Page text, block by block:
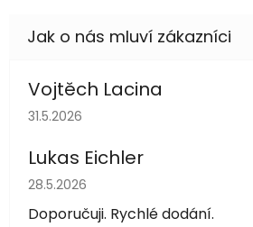
Vojtěch Lacina
Hodnocení obchodu je 5 z 5
31.5.2026
Lukas Eichler
Hodnocení obchodu je 5 z 5
28.5.2026
Doporučuji. Rychlé dodání.